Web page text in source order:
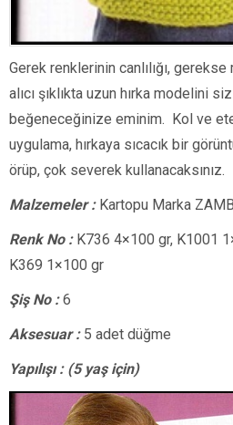
Gerek renklerinin canlılığı, gerekse
alıcı şıklıkta uzun hırka modelini
beğeneceğinize eminim. Kol ve
uygulama, hırkaya sıcacık bir
örüp, çok severek kullanacaksınız.
Malzemeler :Kartopu Marka
Renk No :K736 4×100 gr, K1001
K369 1×100 gr
Şiş No :6
Aksesuar :5 adet düğme
Yapılışı : (5 yaş için)